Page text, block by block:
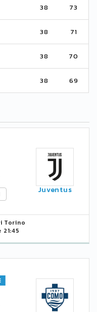
38 73
38 71
38 70
38 69
Juventus
Torino